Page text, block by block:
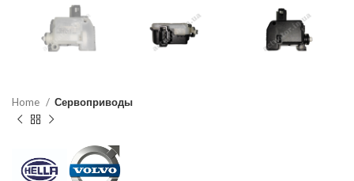
Home Сервоприводы